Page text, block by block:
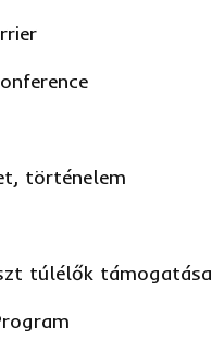
történelem
túlélők támogatása